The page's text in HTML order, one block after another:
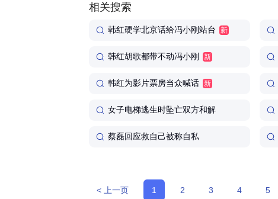
相关搜索
韩红硬学北京话给冯小刚站台 新
韩红胡歌都带不动冯小刚 新
韩红为影片票房当众喊话 新
女子电梯逃生时坠亡双方和解
蔡磊回应救自己被称自私
< 上一页 1 2 3 4 5